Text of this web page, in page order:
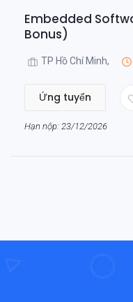
Embedded
Bonus)
TP Hồ Chí Minh,
Ứng tuyển
Hạn nộp: 23/12/2026